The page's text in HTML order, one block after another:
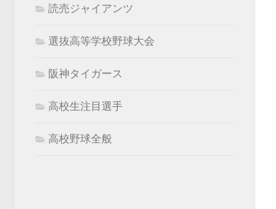
読売ジャイアンツ
選抜高等学校野球大会
阪神タイガース
高校生注目選手
高校野球全般